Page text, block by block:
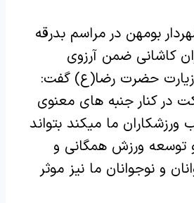
بومهن در مراسم بدرقه
کاشانی ضمن آرزوی
حضرت رضا(ع) گفت:
در کنار جنبه های معنوی
ورزشکاران ما میکند بتواند
توسعه ورزش همگانی و
و نوجوانان ما نیز موثر